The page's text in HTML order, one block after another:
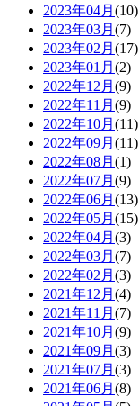
2023年04月 (10)
2023年03月 (7)
2023年02月 (17)
2023年01月 (2)
2022年12月 (9)
2022年11月 (9)
2022年10月 (11)
2022年09月 (11)
2022年08月 (1)
2022年07月 (9)
2022年06月 (13)
2022年05月 (15)
2022年04月 (3)
2022年03月 (7)
2022年02月 (3)
2021年12月 (4)
2021年11月 (7)
2021年10月 (9)
2021年09月 (3)
2021年07月 (3)
2021年06月 (8)